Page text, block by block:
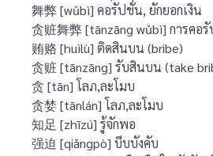
舞弊 [wǔbì] คอรัปชั่น, ยักยอกเงิน
贪赃舞弊 [tānzāng wǔbì] การคอ
贿赂 [huìlù] ติดสินบน (bribe)
贪赃 [tānzāng] รับสินบน (take
贪 [tān] โลภ,ละโมบ
贪婪 [tānlán] โลภ,ละโมบ
知足 [zhīzú] รู้จักพอ
强迫 [qiǎngpò] บีบบังคับ